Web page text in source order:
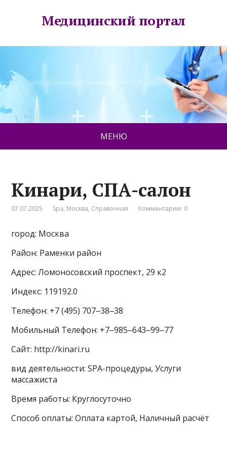
Медицинский портал
МЕНЮ
Кинари, СПА-салон
07.07.2025 Spa, Москва, Справочная Комментарии: 0
город: Москва
Район: Раменки район
Адрес: Ломоносовский проспект, 29 к2
Индекс: 119192.0
Телефон: +7 (495) 707‒38‒38
Мобильный Телефон: +7‒985‒643‒99‒77
Сайт: http://kinari.ru
вид деятельности: SPA-процедуры, Услуги
массажиста
Время работы: Круглосуточно
Способ оплаты: Оплата картой, Наличный расчёт